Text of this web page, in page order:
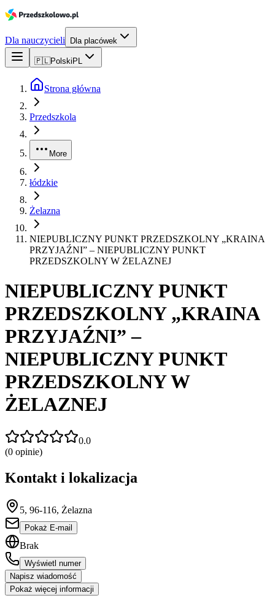
Dla nauczycieli Dla placówek
🇵🇱Polski PL
Strona główna
Przedszkola
More
łódzkie
Żelazna
NIEPUBLICZNY PUNKT PRZEDSZKOLNY „KRAINA
PRZYJAŹNI” – NIEPUBLICZNY PUNKT
PRZEDSZKOLNY W ŻELAZNEJ
NIEPUBLICZNY PUNKT
PRZEDSZKOLNY „KRAINA
PRZYJAŹNI” –
NIEPUBLICZNY PUNKT
PRZEDSZKOLNY W
ŻELAZNEJ
0.0
(0 opinie)
Kontakt i lokalizacja
5, 96-116, Żelazna
Pokaż E-mail
Brak
Wyświetl numer
Napisz wiadomość
Pokaż więcej informacji